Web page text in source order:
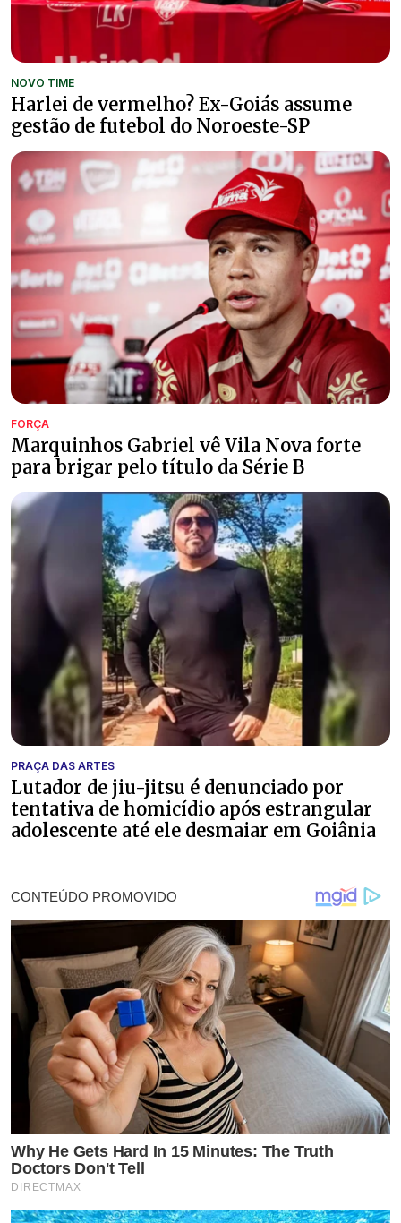
NOVO TIME
Harlei de vermelho? Ex-Goiás assume
gestão de futebol do Noroeste-SP
FORÇA
Marquinhos Gabriel vê Vila Nova forte
para brigar pelo título da Série B
PRAÇA DAS ARTES
Lutador de jiu-jitsu é denunciado por
tentativa de homicídio após estrangular
adolescente até ele desmaiar em Goiânia